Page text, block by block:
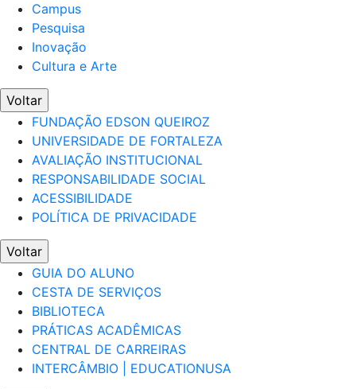
Campus
Pesquisa
Inovação
Cultura e Arte
Voltar
FUNDAÇÃO EDSON QUEIROZ
UNIVERSIDADE DE FORTALEZA
AVALIAÇÃO INSTITUCIONAL
RESPONSABILIDADE SOCIAL
ACESSIBILIDADE
POLÍTICA DE PRIVACIDADE
Voltar
GUIA DO ALUNO
CESTA DE SERVIÇOS
BIBLIOTECA
PRÁTICAS ACADÊMICAS
CENTRAL DE CARREIRAS
INTERCÂMBIO | EDUCATIONUSA